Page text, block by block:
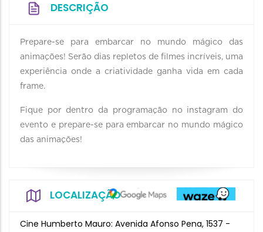
DESCRIÇÃO
Prepare-se para embarcar no mundo mágico das
animações! Serão dias repletos de filmes incríveis, uma
experiência onde a criatividade ganha vida em cada
frame.
Fique por dentro da programação no instagram do
evento e prepare-se para embarcar no mundo mágico
das animações!
LOCALIZAÇÃO
Cine Humberto Mauro: Avenida Afonso Pena, 1537 -